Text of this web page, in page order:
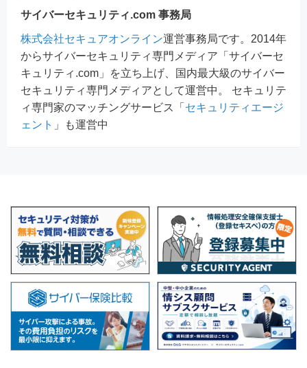
サイバーセキュリティ.com 事務局
株式会社セキュアオンライン運営事務局です。2014年
からサイバーセキュリティ専門メディア「サイバーセ
キュリティ.com」を立ち上げ、国内最大級のサイバー
セキュリティ専門メディアとして運営中。 セキュリテ
ィ専門家のマッチングサービス「 セキュリティエージ
ェント 」も運営中